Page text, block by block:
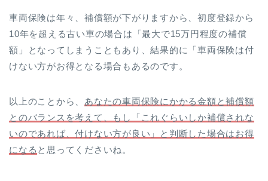
車両保険は年々、補償額が下がりますから、初度登録から
10年を超える古い車の場合は「最大で15万円程度の補償
額」となってしまうこともあり、結果的に「車両保険は付
けない方がお得となる場合もあるのです。
以上のことから、 あなたの車両保険にかかる金額と補償額
とのバランスを考えて、もし「これぐらいしか補償されな
いのであれば、付けない方が良い」と判断した場合はお得
になる と思ってくださいね。